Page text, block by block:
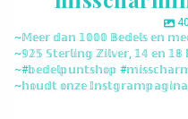
~𝕄𝕖𝕖𝕣 𝕕𝕒𝕟 𝟙𝟘𝟘𝟘 𝔹𝕖𝕕𝕖𝕝𝕤 𝕖𝕟
~𝟡𝟚𝟝 𝕊𝕥𝕖𝕣𝕝𝕚𝕟𝕘 ℤ𝕚𝕝𝕧𝕖𝕣, 𝟙𝟜 𝕖𝕟 𝟙𝟠
~#𝕓𝕖𝕕𝕖𝕝𝕡𝕦𝕟𝕥𝕤𝕙𝕠𝕡
~𝕙𝕠𝕦𝕕𝕥 𝕠𝕟𝕫𝕖 𝕀𝕟𝕤𝕥𝕘𝕣𝕒𝕞𝕡𝕒𝕘𝕚𝕟𝕒